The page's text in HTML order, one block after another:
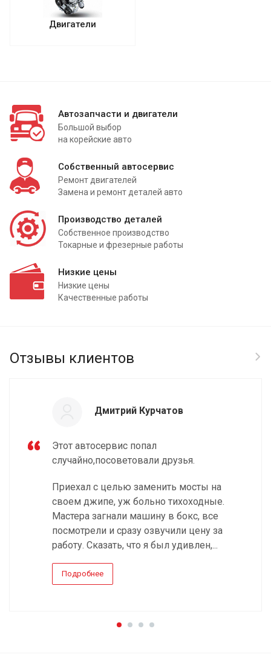
Двигатели
Автозапчасти и двигатели
Большой выбор
на корейские авто
Собственный автосервис
Ремонт двигателей
Замена и ремонт деталей авто
Производство деталей
Собственное производство
Токарные и фрезерные работы
Низкие цены
Низкие цены
Качественные работы
Отзывы клиентов
Дмитрий Курчатов
Этот автосервис попал
случайно,посоветовали друзья.
Приехал с целью заменить мосты на
своем джипе, уж больно тихоходные.
Мастера загнали машину в бокс, все
посмотрели и сразу озвучили цену за
работу. Сказать, что я был удивлен,...
Подробнее